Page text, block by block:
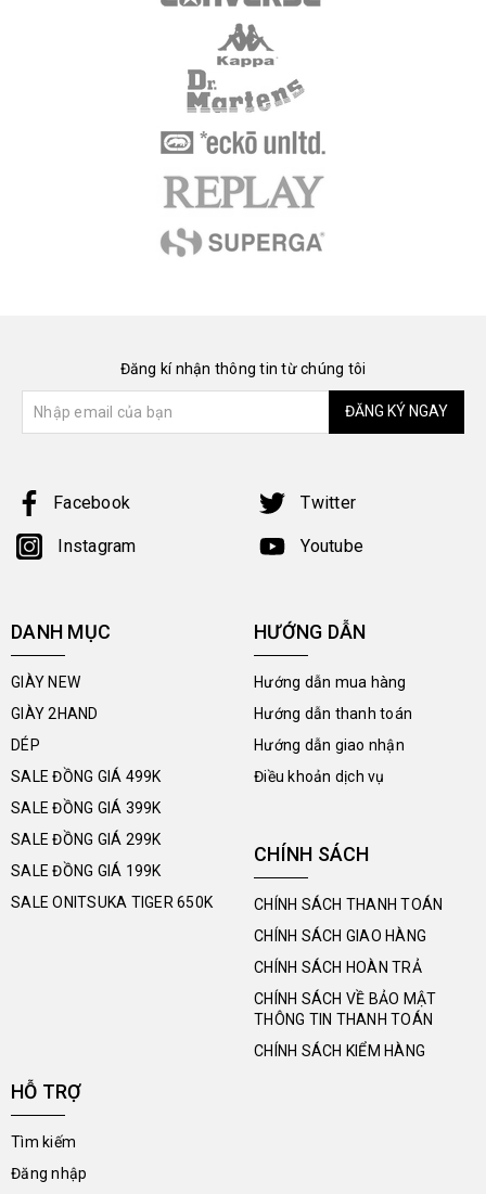
Đăng kí nhận thông tin từ chúng tôi
ĐĂNG KÝ NGAY
Facebook Twitter
Instagram Youtube
DANH MỤC
GIÀY NEW
GIÀY 2HAND
DÉP
SALE ĐỒNG GIÁ 499K
SALE ĐỒNG GIÁ 399K
SALE ĐỒNG GIÁ 299K
SALE ĐỒNG GIÁ 199K
SALE ONITSUKA TIGER 650K
HƯỚNG DẪN
Hướng dẫn mua hàng
Hướng dẫn thanh toán
Hướng dẫn giao nhận
Điều khoản dịch vụ
CHÍNH SÁCH
CHÍNH SÁCH THANH TOÁN
CHÍNH SÁCH GIAO HÀNG
CHÍNH SÁCH HOÀN TRẢ
CHÍNH SÁCH VỀ BẢO MẬT
THÔNG TIN THANH TOÁN
CHÍNH SÁCH KIỂM HÀNG
HỖ TRỢ
Tìm kiếm
Đăng nhập